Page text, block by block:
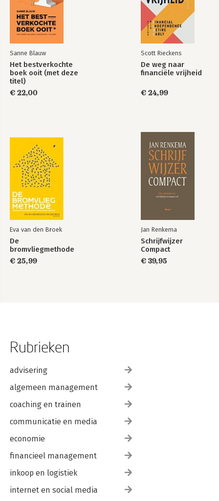
Sanne Blauw
Het bestverkochte
boek ooit (met deze
titel)
€ 22,00
Scott Rieckens
De weg naar
financiële vrijheid
€ 24,99
Eva van den Broek
De
bromvliegmethode
€ 25,99
Jan Renkema
Schrijfwijzer
Compact
€ 39,95
Rubrieken
advisering
algemeen management
coaching en trainen
communicatie en media
economie
financieel management
inkoop en logistiek
internet en social media